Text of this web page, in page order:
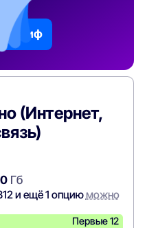
тариф
(Интернет,
Гб
и ещё 1 опциюможно
Первые 12